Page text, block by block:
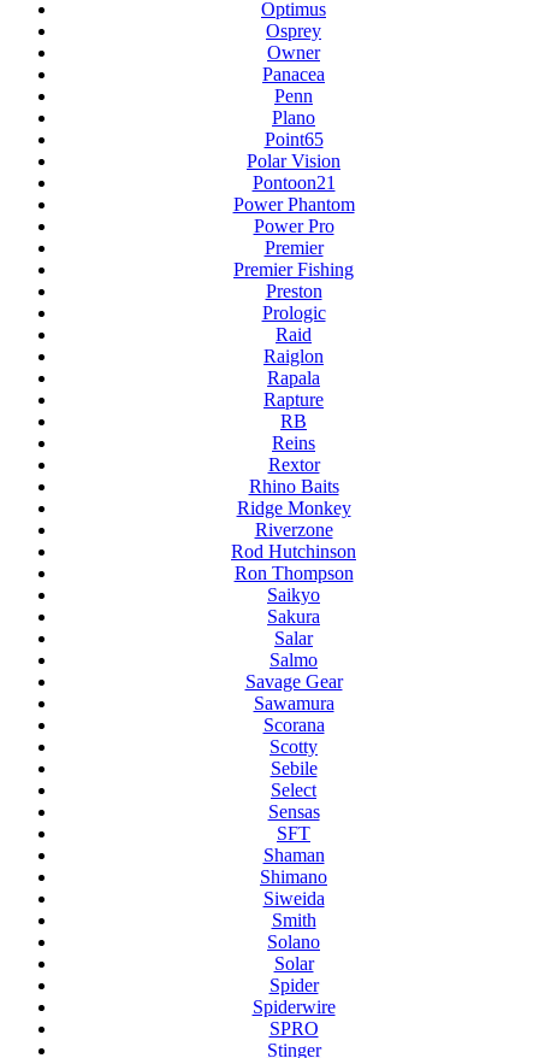
Optimus
Osprey
Owner
Panacea
Penn
Plano
Point65
Polar Vision
Pontoon21
Power Phantom
Power Pro
Premier
Premier Fishing
Preston
Prologic
Raid
Raiglon
Rapala
Rapture
RB
Reins
Rextor
Rhino Baits
Ridge Monkey
Riverzone
Rod Hutchinson
Ron Thompson
Saikyo
Sakura
Salar
Salmo
Savage Gear
Sawamura
Scorana
Scotty
Sebile
Select
Sensas
SFT
Shaman
Shimano
Siweida
Smith
Solano
Solar
Spider
Spiderwire
SPRO
Stinger